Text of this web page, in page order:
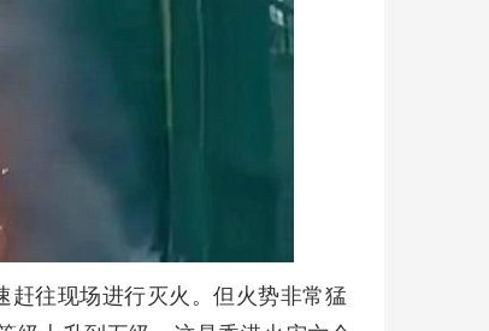
往现场进行灭火。但火势非常猛